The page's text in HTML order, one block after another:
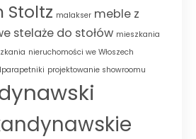
Stoltz malakser meble z
stelaże do stołów mieszkania
nieruchomości we Włoszech
projektowanie showroomu